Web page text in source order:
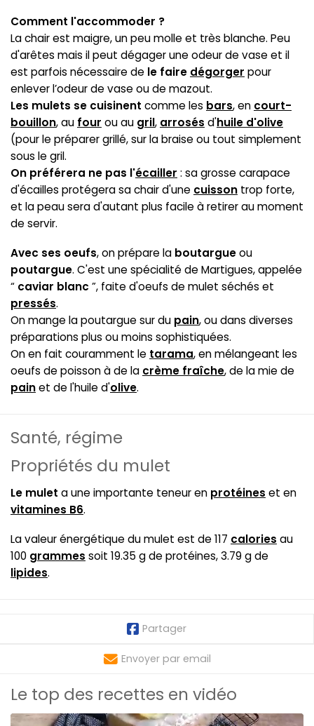
Comment l'accommoder ?
La chair est maigre, un peu molle et très blanche. Peu
d'arêtes mais il peut dégager une odeur de vase et il
est parfois nécessaire de le faire dégorger pour
enlever l’odeur de vase ou de mazout.
Les mulets se cuisinent comme les bars, en court-
bouillon, au four ou au gril, arrosés d'huile d'olive
(pour le préparer grillé, sur la braise ou tout simplement
sous le gril.
On préférera ne pas l'écailler : sa grosse carapace
d'écailles protégera sa chair d'une cuisson trop forte,
et la peau sera d'autant plus facile à retirer au moment
de servir.
Avec ses oeufs, on prépare la boutargueou
poutargue. C'est une spécialité de Martigues, appelée
“ caviar blanc ”, faite d'oeufs de mulet séchés et
pressés.
On mange la poutargue sur du pain, ou dans diverses
préparations plus ou moins sophistiquées.
On en fait couramment le tarama, en mélangeant les
oeufs de poisson à de la crème fraîche, de la mie de
painet de l'huile d'olive.
Santé, régime
Propriétés du mulet
Le mulet a une importante teneur en protéines et en
vitamines B6.
La valeur énergétique du mulet est de 117 calories au
100 grammes soit 19.35 g de protéines, 3.79 g de
lipides.
Partager
Envoyer par email
Le top des recettes en vidéo